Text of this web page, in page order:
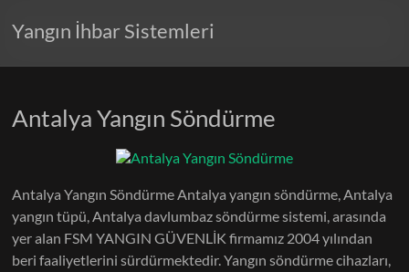
Yangın İhbar Sistemleri
Antalya Yangın Söndürme
Antalya Yangın Söndürme Antalya yangın söndürme, Antalya
yangın tüpü, Antalya davlumbaz söndürme sistemi, arasında
yer alan FSM YANGIN GÜVENLİK firmamız 2004 yılından
beri faaliyetlerini sürdürmektedir. Yangın söndürme cihazları,